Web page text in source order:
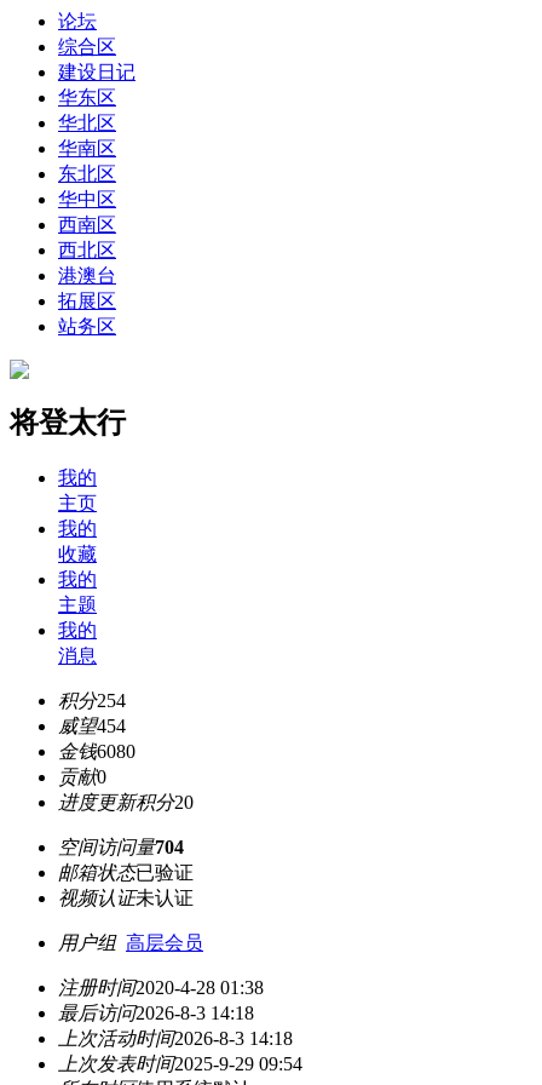
论坛
综合区
建设日记
华东区
华北区
华南区
东北区
华中区
西南区
西北区
港澳台
拓展区
站务区
将登太行
我的
主页
我的
收藏
我的
主题
我的
消息
积分254
威望454
金钱6080
贡献0
进度更新积分20
空间访问量704
邮箱状态已验证
视频认证未认证
用户组 高层会员
注册时间2020-4-28 01:38
最后访问2026-8-3 14:18
上次活动时间2026-8-3 14:18
上次发表时间2025-9-29 09:54